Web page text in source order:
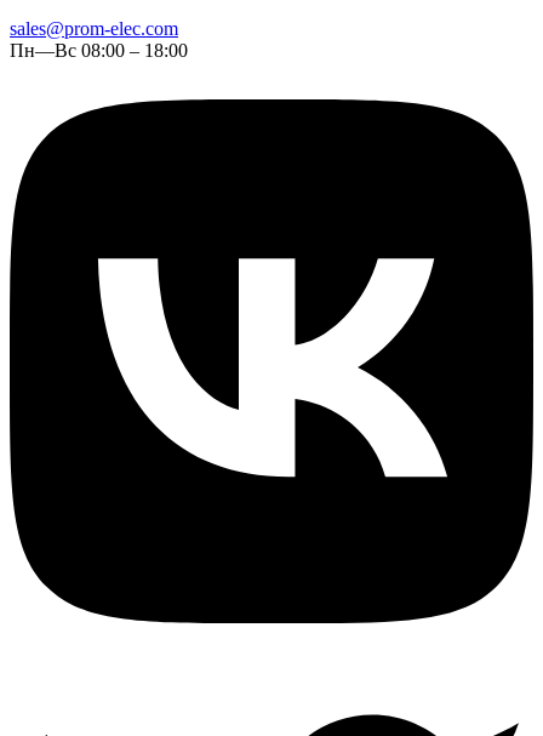
sales@prom-elec.com
Пн—Вс 08:00 – 18:00